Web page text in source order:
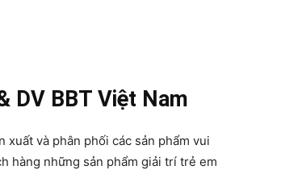
DV BBT Việt Nam
và phân phối các sản phẩm vui
hàng những sản phẩm giải trí trẻ em